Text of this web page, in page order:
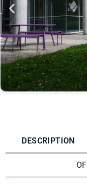
DESCRIPTION